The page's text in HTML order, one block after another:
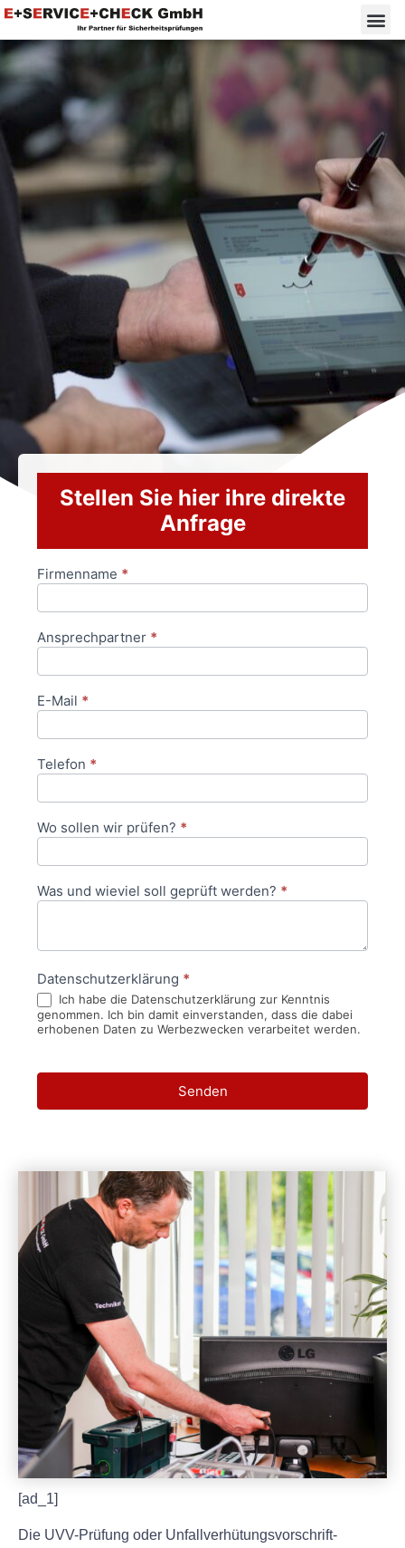
Stellen Sie hier ihre direkte
Anfrage
Anfrageformular
Firmenname *
Ansprechpartner *
E-Mail *
Telefon *
Wo sollen wir prüfen? *
Was und wieviel soll geprüft werden? *
Datenschutzerklärung *
Ich habe die Datenschutzerklärung zur Kenntnis
genommen. Ich bin damit einverstanden, dass die dabei
erhobenen Daten zu Werbezwecken verarbeitet werden.
Senden
[ad_1]
Die UVV-Prüfung oder Unfallverhütungsvorschrift-